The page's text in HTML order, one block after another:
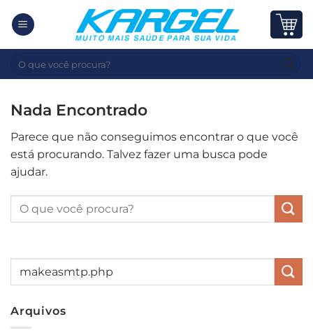
Nada Encontrado
Parece que não conseguimos encontrar o que você
está procurando. Talvez fazer uma busca pode
ajudar.
Arquivos